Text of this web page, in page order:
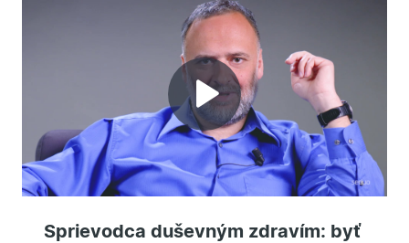
Prehrať
video
Sprievodca duševným zdravím: byť